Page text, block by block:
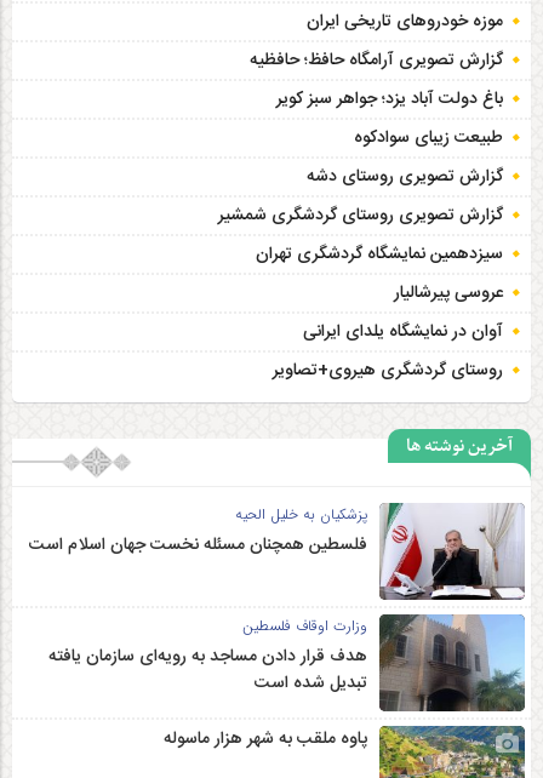
موزه خودروهای تاریخی ایران
گزارش تصویری آرامگاه حافظ؛ حافظیه‎
باغ دولت آباد یزد؛ جواهر سبز کویر
طبیعت زیبای سوادکوه
گزارش تصویری روستای دشه
گزارش تصویری روستای گردشگری شمشیر
سیزدهمین نمایشگاه گردشگری تهران
عروسی پیرشالیار
آوان در نمایشگاه یلدای ایرانی
روستای گردشگری هیروی+تصاویر
آخرین نوشته ها
پزشکیان به خلیل الحیه
فلسطین همچنان مسئله نخست جهان اسلام است
وزارت اوقاف فلسطین
هدف قرار دادن مساجد به رویه‌ای سازمان‌ یافته
تبدیل شده است
پاوه ملقب به شهر هزار ماسوله